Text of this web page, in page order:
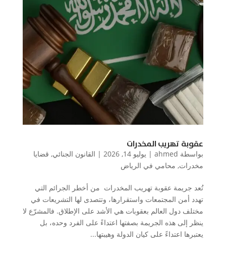
عقوبة تهريب المخدرات
بواسطة ahmed
| يوليو 14, 2026 | القانون الجنائي, قضايا
مخدرات, محامي في الرياض
تُعد جريمة عقوبة تهريب المخدرات من أخطر الجرائم التي
تهدد أمن المجتمعات واستقرارها، وتتصدى لها التشريعات في
مختلف دول العالم بعقوبات هي الأشد على الإطلاق. فالمشرّع لا
ينظر إلى هذه الجريمة بصفتها اعتداءً على الفرد وحده، بل
يعتبرها اعتداءً على كيان الدولة وهيبتها...